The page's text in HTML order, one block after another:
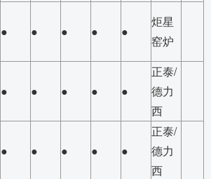
● ● ● ● ●
炬星
窑炉
● ● ● ● ●
正泰/
德力
西
● ● ● ● ●
正泰/
德力
西